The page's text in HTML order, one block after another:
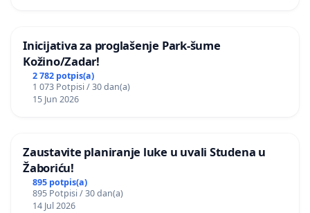
Inicijativa za proglašenje Park-šume
Kožino/Zadar!
2 782 potpis(a)
1 073 Potpisi / 30 dan(a)
15 Jun 2026
Zaustavite planiranje luke u uvali Studena u
Žaboriću!
895 potpis(a)
895 Potpisi / 30 dan(a)
14 Jul 2026